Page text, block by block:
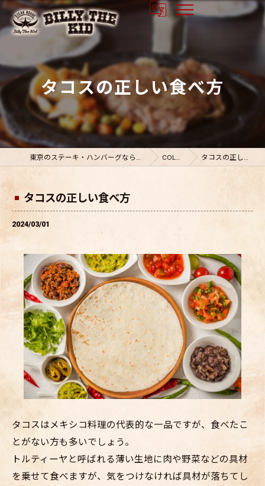
タコスの正しい食べ方
東京のステーキ・ハンバーグならビリーザキット COLUMN タコスの正しい食べ方
タコスの正しい食べ方
2024/03/01
タコスはメキシコ料理の代表的な一品ですが、食べたこ
とがない方も多いでしょう。
トルティーヤと呼ばれる薄い生地に肉や野菜などの具材
を乗せて食べますが、気をつけなければ具材が落ちてし